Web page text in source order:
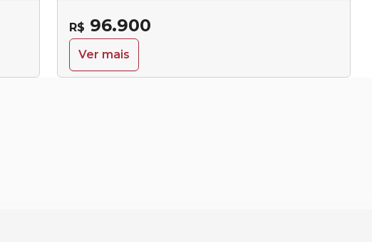
R$ 96.900
Ver mais